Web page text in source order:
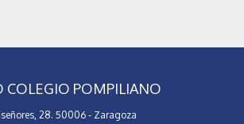
COLEGIO POMPILIANO
28. 50006 - Zaragoza